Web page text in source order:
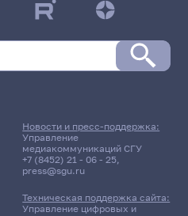
ОБНОВЛЕНИЯ:
разработка
обеспечения
Новости и пресс-поддержка:
Управление
медиакоммуникаций СГУ
+7 (8452) 21 - 06 - 25,
press@sgu.ru
Техническая поддержка сайта:
Управление цифровых и